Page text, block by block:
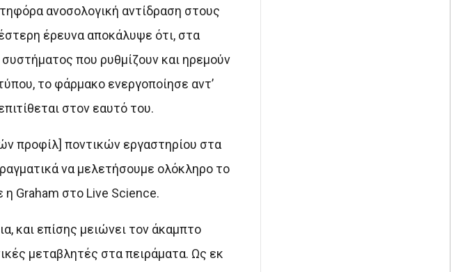
ανοσολογική αντίδραση στους
έρευνα αποκάλυψε ότι, στα
που ρυθμίζουν και ηρεμούν
το φάρμακο ενεργοποίησε αντ’
στον εαυτό του.
προφίλ] ποντικών εργαστηρίου στα
να μελετήσουμε ολόκληρο το
η Graham στο Live Science.
και επίσης μειώνει τον άκαμπτο
μεταβλητές στα πειράματα. Ως εκ